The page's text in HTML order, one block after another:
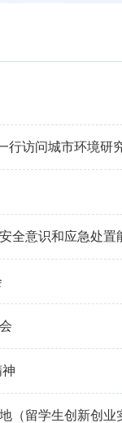
行访问城市环境研
全意识和应急处置
（留学生创新创业